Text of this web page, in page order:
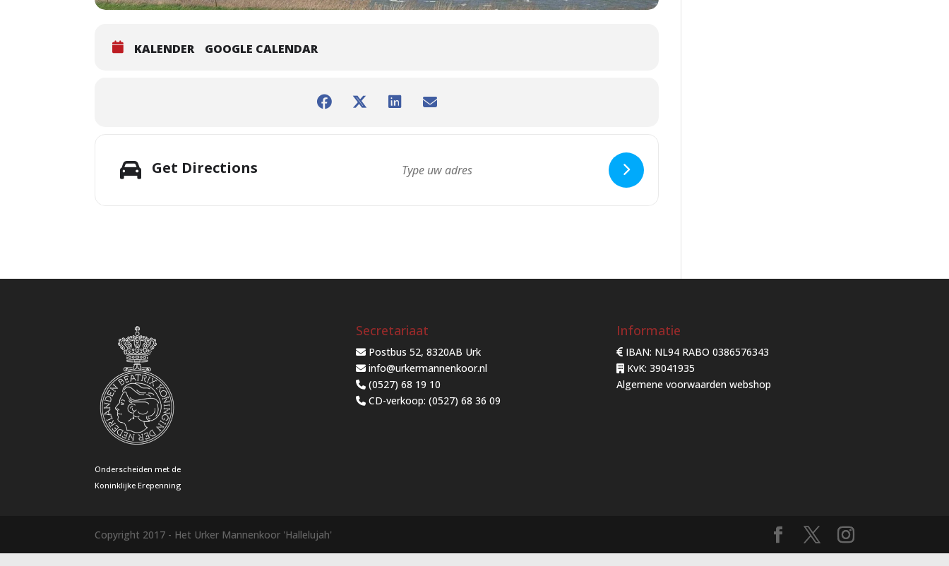
KALENDER GOOGLE CALENDAR
Get Directions
Onderscheiden met de
Koninklijke Erepenning
Secretariaat
Postbus 52, 8320AB Urk
info@urkermannenkoor.nl
(0527) 68 19 10
CD-verkoop: (0527) 68 36 09
Informatie
IBAN: NL94 RABO 0386576343
KvK: 39041935
Algemene voorwaarden webshop
Copyright 2017 - Het Urker Mannenkoor 'Hallelujah'